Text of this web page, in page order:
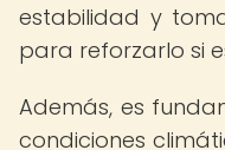
estabilidad y
para reforzarlo si
Además, es
condiciones